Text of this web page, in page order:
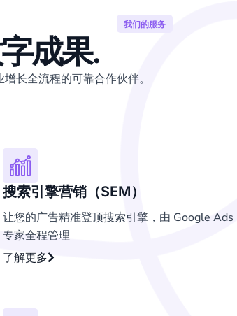
我们的服务
成果.
长全流程的可靠合作伙伴。
搜索引擎营销（SEM）
让您的广告精准登顶搜索引擎，由 Google Ads
专家全程管理
了解更多